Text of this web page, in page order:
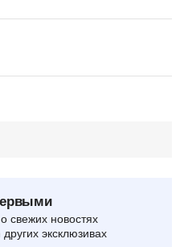
свежих новостях
эксклюзивах